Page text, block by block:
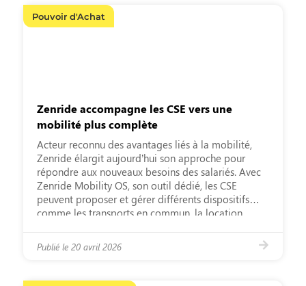
Pouvoir d'Achat
Zenride accompagne les CSE vers une
mobilité plus complète
Acteur reconnu des avantages liés à la mobilité,
Zenride élargit aujourd’hui son approche pour
répondre aux nouveaux besoins des salariés. Avec
Zenride Mobility OS, son outil dédié, les CSE
peuvent proposer et gérer différents dispositifs
comme les transports en commun, la location
Publié le 20 avril 2026